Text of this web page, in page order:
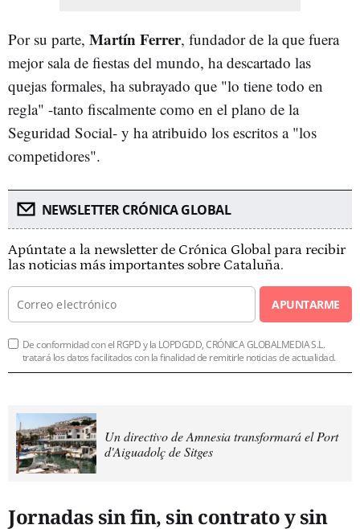
Por su parte, Martín Ferrer, fundador de la que fuera
mejor sala de fiestas del mundo, ha descartado las
quejas formales, ha subrayado que "lo tiene todo en
regla" -tanto fiscalmente como en el plano de la
Seguridad Social- y ha atribuido los escritos a "los
competidores".
NEWSLETTER CRÓNICA GLOBAL
Apúntate a la newsletter de Crónica Global para recibir
las noticias más importantes sobre Cataluña.
APUNTARME
De conformidad con el RGPD y la LOPDGDD, CRÓNICA GLOBALMEDIA S.L.
tratará los datos facilitados con la finalidad de remitirle noticias de actualidad.
Un directivo de Amnesia transformará el Port
d'Aiguadolç de Sitges
Jornadas sin fin, sin contrato y sin